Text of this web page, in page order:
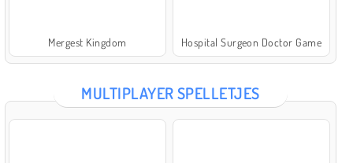
Mergest Kingdom Hospital Surgeon Doctor Game
MULTIPLAYER SPELLETJES